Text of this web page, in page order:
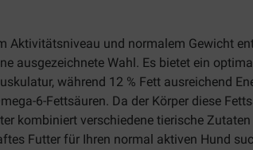
Aktivitätsniveau und normalem Gewicht
ausgezeichnete Wahl. Es bietet ein
während 12 % Fett ausreichend
6-Fettsäuren. Da der Körper diese
kombiniert verschiedene tierische
Futter für Ihren normal aktiven Hund